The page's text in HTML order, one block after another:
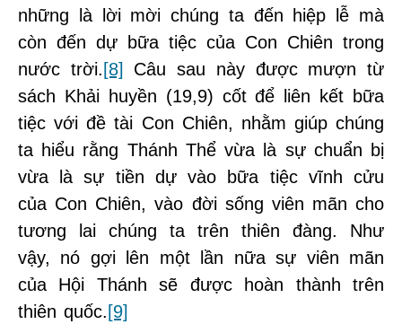
những là lời mời chúng ta đến hiệp lễ mà
còn đến dự bữa tiệc của Con Chiên trong
nước trời. [8]
Câu sau này được mượn từ
sách Khải huyền (19,9) cốt để liên kết bữa
tiệc với đề tài Con Chiên, nhằm giúp chúng
ta hiểu rằng Thánh Thể vừa là sự chuẩn bị
vừa là sự tiền dự vào bữa tiệc vĩnh cửu
của Con Chiên, vào đời sống viên mãn cho
tương lai chúng ta trên thiên đàng. Như
vậy, nó gợi lên một lần nữa sự viên mãn
của Hội Thánh sẽ được hoàn thành trên
thiên quốc. [9]